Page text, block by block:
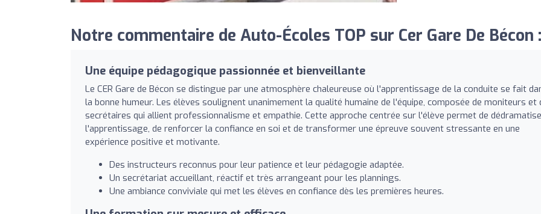
Notre commentaire de Auto-Écoles TOP sur Cer Gare De Bécon :
Une équipe pédagogique passionnée et bienveillante
Le CER Gare de Bécon se distingue par une atmosphère chaleureuse où l'apprentissage de la conduite se fait
la bonne humeur. Les élèves soulignent unanimement la qualité humaine de l'équipe, composée de moniteurs et
secrétaires qui allient professionnalisme et empathie. Cette approche centrée sur l'élève permet de
l'apprentissage, de renforcer la confiance en soi et de transformer une épreuve souvent stressante en une
expérience positive et motivante.
Des instructeurs reconnus pour leur patience et leur pédagogie adaptée.
Un secrétariat accueillant, réactif et très arrangeant pour les plannings.
Une ambiance conviviale qui met les élèves en confiance dès les premières heures.